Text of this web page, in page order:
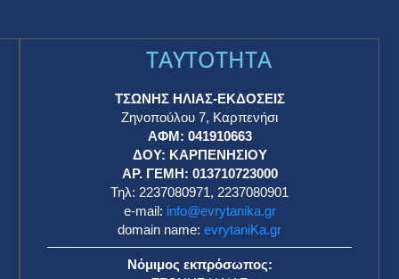
TAYTOTHTA
ΤΣΩΝΗΣ ΗΛΙΑΣ-ΕΚΔΟΣΕΙΣ
Ζηνοπούλου 7, Καρπενήσι
ΑΦΜ: 041910663
ΔΟΥ: ΚΑΡΠΕΝΗΣΙΟΥ
ΑΡ. ΓΕΜΗ: 013710723000
Τηλ: 2237080971, 2237080901
e-mail: info@evrytanika.gr
domain name: evrytaniKa.gr
Νόμιμος εκπρόσωπος: